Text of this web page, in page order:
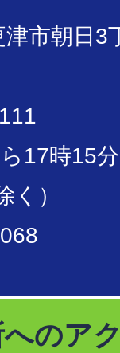
市朝日3
17時15
く）
のア